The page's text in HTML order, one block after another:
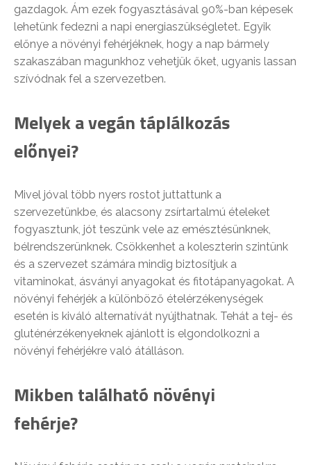
gazdagok. Ám ezek fogyasztásával 90%-ban képesek
lehetünk fedezni a napi energiaszükségletet. Egyik
előnye a növényi fehérjéknek, hogy a nap bármely
szakaszában magunkhoz vehetjük őket, ugyanis lassan
szívódnak fel a szervezetben.
Melyek a vegán táplálkozás
előnyei?
Mivel jóval több nyers rostot juttattunk a
szervezetünkbe, és alacsony zsírtartalmú ételeket
fogyasztunk, jót teszünk vele az emésztésünknek,
bélrendszerünknek. Csökkenhet a koleszterin szintünk
és a szervezet számára mindig biztosítjuk a
vitaminokat, ásványi anyagokat és fitotápanyagokat. A
növényi fehérjék a különböző ételérzékenységek
esetén is kiváló alternatívát nyújthatnak. Tehát a tej- és
gluténérzékenyeknek ajánlott is elgondolkozni a
növényi fehérjékre való átálláson.
Mikben található növényi
fehérje?